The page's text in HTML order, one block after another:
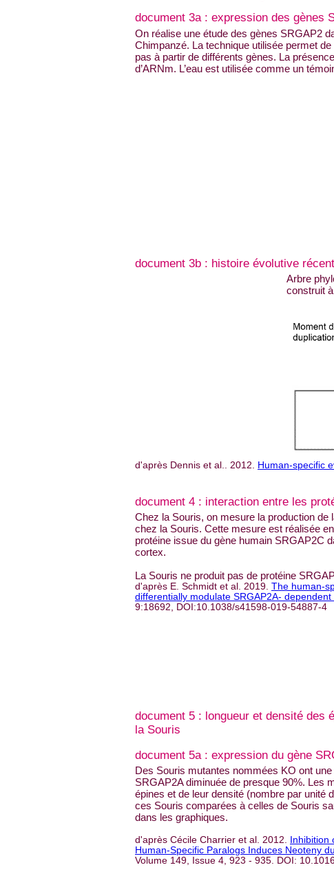
document 3a : expression des gènes
On réalise une étude des gènes SRGAP2
Chimpanzé. La technique utilisée permet
pas à partir de différents gènes. La
d’ARNm. L’eau est utilisée comme un
document 3b : histoire évolutive
Arbre
construit
d'après Dennis et al.. 2012. Human-specific
document 4 : interaction entre les
Chez la Souris, on mesure la production
chez la Souris. Cette mesure est réalisée
protéine issue du gène humain SRGAP2C
cortex.
La Souris ne produit pas de protéine
d'après E. Schmidt et al. 2019. The human-
differentially modulate SRGAP2A-
9:18692, DOI:10.1038/s41598-019-54887-4
document 5 : longueur et densité des
la Souris
document 5a : expression du gène
Des Souris mutantes nommées KO ont
SRGAP2A diminuée de presque 90%. Les
épines et de leur densité (nombre par unité
ces Souris comparées à celles de Souris
dans les graphiques.
d'après Cécile Charrier et al. 2012.
Inhibition
Human-Specific Paralogs Induces Neoteny
Volume 149, Issue 4, 923 - 935. DOI: